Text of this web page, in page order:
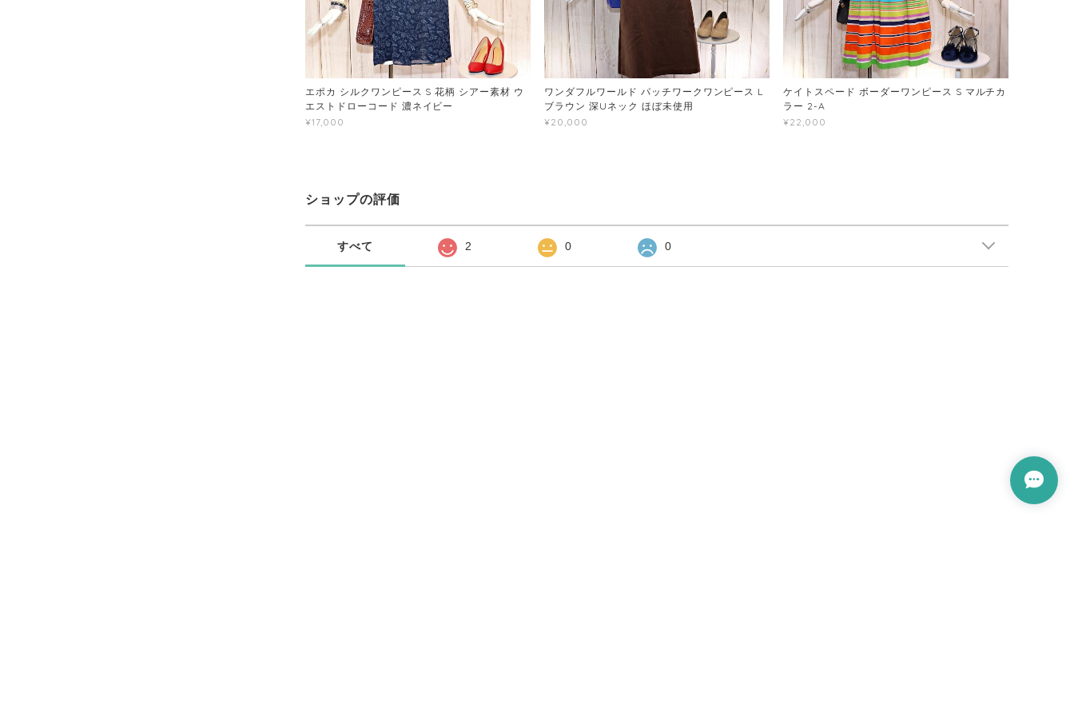
エポカ シルクワンピース S 花柄 シアー素材 ウ
エストドローコード 濃ネイビー
¥17,000
ワンダフルワールド パッチワークワンピース L
ブラウン 深Uネック ほぼ未使用
¥20,000
ケイトスペード ボーダーワンピース S マルチカ
ラー 2-A
¥22,000
ショップの評価
すべて 2 0 0